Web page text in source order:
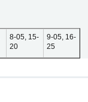
8-05, 15-
20
9-05, 16-
25